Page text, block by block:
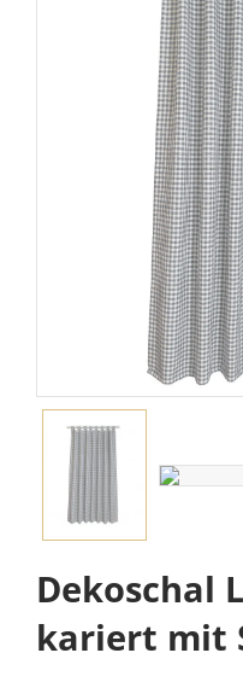
Dekoschal
kariert mit